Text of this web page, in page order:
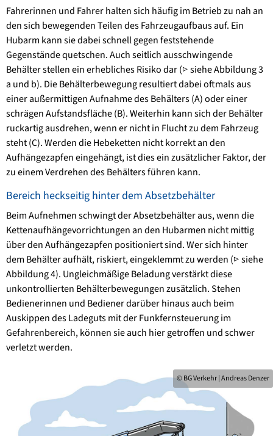
Fahrerinnen und Fahrer halten sich häufig im Betrieb zu nah an
den sich bewegenden Teilen des Fahrzeugaufbaus auf. Ein
Hubarm kann sie dabei schnell gegen feststehende
Gegenstände quetschen. Auch seitlich ausschwingende
Behälter stellen ein erhebliches Risiko dar (▷ siehe Abbildung 3
a und b). Die Behälterbewegung resultiert dabei oftmals aus
einer außermittigen Aufnahme des Behälters (A) oder einer
schrägen Aufstandsfläche (B). Weiterhin kann sich der Behälter
ruckartig ausdrehen, wenn er nicht in Flucht zu dem Fahrzeug
steht (C). Werden die Hebeketten nicht korrekt an den
Aufhängezapfen eingehängt, ist dies ein zusätzlicher Faktor, der
zu einem Verdrehen des Behälters führen kann.
Bereich heckseitig hinter dem Absetzbehälter
Beim Aufnehmen schwingt der Absetzbehälter aus, wenn die
Kettenaufhängevorrichtungen an den Hubarmen nicht mittig
über den Aufhängezapfen positioniert sind. Wer sich hinter
dem Behälter aufhält, riskiert, eingeklemmt zu werden (▷ siehe
Abbildung 4). Ungleichmäßige Beladung verstärkt diese
unkontrollierten Behälterbewegungen zusätzlich. Stehen
Bedienerinnen und Bediener darüber hinaus auch beim
Auskippen des Ladeguts mit der Funkfernsteuerung im
Gefahrenbereich, können sie auch hier getroffen und schwer
verletzt werden.
© BG Verkehr | Andreas Denzer